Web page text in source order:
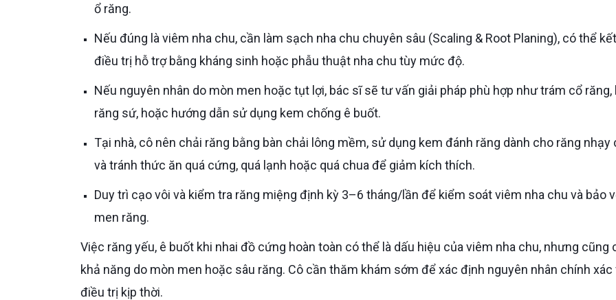
ổ răng.
Nếu đúng là viêm nha chu, cần làm sạch nha chu chuyên sâu (Scaling & Root Planing), có thể kết hợp
điều trị hỗ trợ bằng kháng sinh hoặc phẫu thuật nha chu tùy mức độ.
Nếu nguyên nhân do mòn men hoặc tụt lợi, bác sĩ sẽ tư vấn giải pháp phù hợp như trám cổ răng, bọc
răng sứ, hoặc hướng dẫn sử dụng kem chống ê buốt.
Tại nhà, cô nên chải răng bằng bàn chải lông mềm, sử dụng kem đánh răng dành cho răng nhạy cảm,
và tránh thức ăn quá cứng, quá lạnh hoặc quá chua để giảm kích thích.
Duy trì cạo vôi và kiểm tra răng miệng định kỳ 3–6 tháng/lần để kiểm soát viêm nha chu và bảo vệ
men răng.
Việc răng yếu, ê buốt khi nhai đồ cứng hoàn toàn có thể là dấu hiệu của viêm nha chu, nhưng cũng có
khả năng do mòn men hoặc sâu răng. Cô cần thăm khám sớm để xác định nguyên nhân chính xác
điều trị kịp thời.